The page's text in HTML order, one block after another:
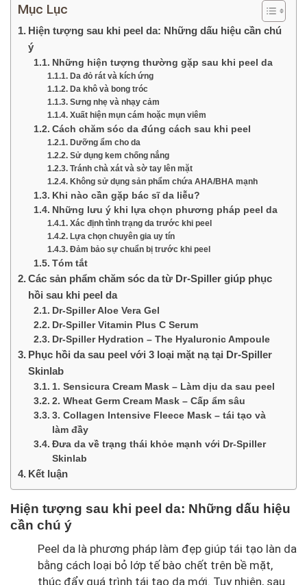
Mục Lục
Hiện tượng sau khi peel da: Những dấu hiệu cần chú
ý
Những hiện tượng thường gặp sau khi peel da
Da đỏ rát và kích ứng
Da khô và bong tróc
Sưng nhẹ và nhạy cảm
Xuất hiện mụn cám hoặc mụn viêm
Cách chăm sóc da đúng cách sau khi peel
Dưỡng ẩm cho da
Sử dụng kem chống nắng
Tránh chà xát và sờ tay lên mặt
Không sử dụng sản phẩm chứa AHA/BHA mạnh
Khi nào cần gặp bác sĩ da liễu?
Những lưu ý khi lựa chọn phương pháp peel da
Xác định tình trạng da trước khi peel
Lựa chọn chuyên gia uy tín
Đảm bảo sự chuẩn bị trước khi peel
Tóm tắt
Các sản phẩm chăm sóc da từ Dr-Spiller giúp phục
hồi sau khi peel da
Dr-Spiller Aloe Vera Gel
Dr-Spiller Vitamin Plus C Serum
Dr-Spiller Hydration – The Hyaluronic Ampoule
Phục hồi da sau peel với 3 loại mặt nạ tại Dr-Spiller
Skinlab
1. Sensicura Cream Mask – Làm dịu da sau peel
2. Wheat Germ Cream Mask – Cấp ẩm sâu
3. Collagen Intensive Fleece Mask – tái tạo và
làm đầy
Đưa da về trạng thái khỏe mạnh với Dr-Spiller
Skinlab
Kết luận
Hiện tượng sau khi peel da: Những dấu hiệu
cần chú ý
Peel da là phương pháp làm đẹp giúp tái tạo làn da
bằng cách loại bỏ lớp tế bào chết trên bề mặt,
thúc đẩy quá trình tái tạo da mới. Tuy nhiên, sau